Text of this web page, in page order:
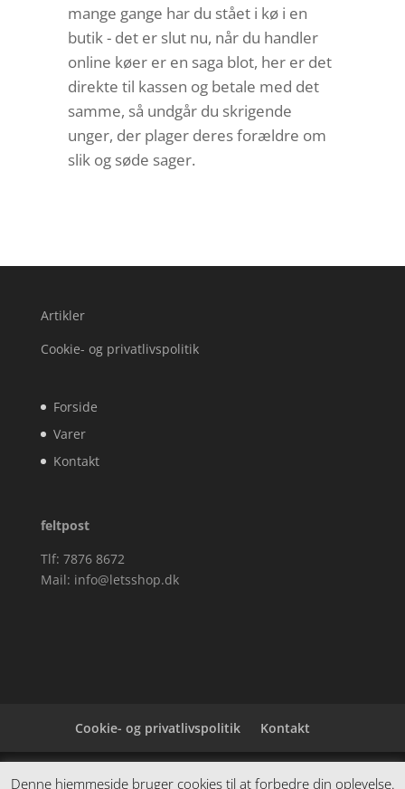
mange gange har du stået i kø i en
butik - det er slut nu, når du handler
online køer er en saga blot, her er det
direkte til kassen og betale med det
samme, så undgår du skrigende
unger, der plager deres forældre om
slik og søde sager.
Artikler
Cookie- og privatlivspolitik
Forside
Varer
Kontakt
feltpost
Tlf: 7876 8672
Mail: info@letsshop.dk
Cookie- og privatlivspolitik Kontakt
Denne hjemmeside samler et bredt udvalg af
Denne hjemmeside bruger cookies til at forbedre din oplevelse.